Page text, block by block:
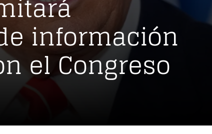
información
el Congreso